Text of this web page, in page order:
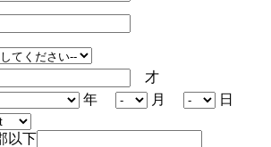
才
年 月
日
以下